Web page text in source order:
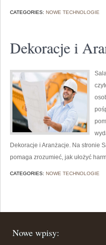
CATEGORIES: NOWE TECHNOLOGIE
Dekoracje i
Dekoracje i Aranżacje. Na stronie
pomaga zrozumieć, jak ułożyć
CATEGORIES: NOWE TECHNOLOGIE
Nowe wpisy: